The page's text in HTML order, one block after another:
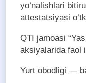
yo‘nalishlari
attestatsiyasi
QTI jamoasi
aksiyalarida faol
Yurt obodligi —